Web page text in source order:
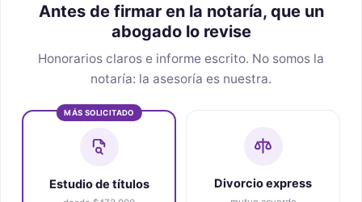
Antes de firmar en la notaría, que un
abogado lo revise
Honorarios claros e informe escrito. No somos la
notaría: la asesoría es nuestra.
MÁS SOLICITADO
Estudio de títulos Divorcio express